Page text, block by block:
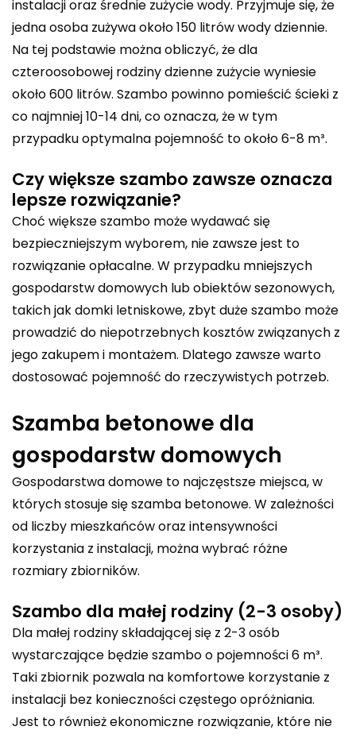
instalacji oraz średnie zużycie wody. Przyjmuje się, że
jedna osoba zużywa około 150 litrów wody dziennie.
Na tej podstawie można obliczyć, że dla
czteroosobowej rodziny dzienne zużycie wyniesie
około 600 litrów. Szambo powinno pomieścić ścieki z
co najmniej 10-14 dni, co oznacza, że w tym
przypadku optymalna pojemność to około 6-8 m³.
Czy większe szambo zawsze oznacza
lepsze rozwiązanie?
Choć większe szambo może wydawać się
bezpieczniejszym wyborem, nie zawsze jest to
rozwiązanie opłacalne. W przypadku mniejszych
gospodarstw domowych lub obiektów sezonowych,
takich jak domki letniskowe, zbyt duże szambo może
prowadzić do niepotrzebnych kosztów związanych z
jego zakupem i montażem. Dlatego zawsze warto
dostosować pojemność do rzeczywistych potrzeb.
Szamba betonowe dla
gospodarstw domowych
Gospodarstwa domowe to najczęstsze miejsca, w
których stosuje się szamba betonowe. W zależności
od liczby mieszkańców oraz intensywności
korzystania z instalacji, można wybrać różne
rozmiary zbiorników.
Szambo dla małej rodziny (2-3 osoby)
Dla małej rodziny składającej się z 2-3 osób
wystarczające będzieszambo o pojemności 6 m³.
Taki zbiornik pozwala na komfortowe korzystanie z
instalacji bez konieczności częstego opróżniania.
Jest to również ekonomiczne rozwiązanie, które nie